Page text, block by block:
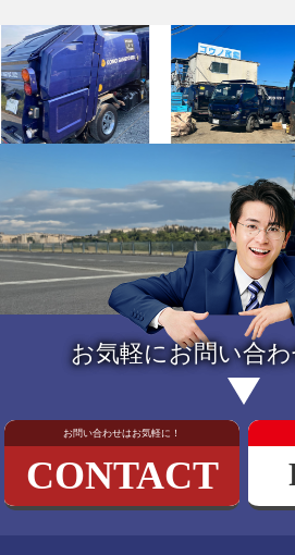
お気軽にお問い合
お問い合わせはお気軽に！
CONTACT